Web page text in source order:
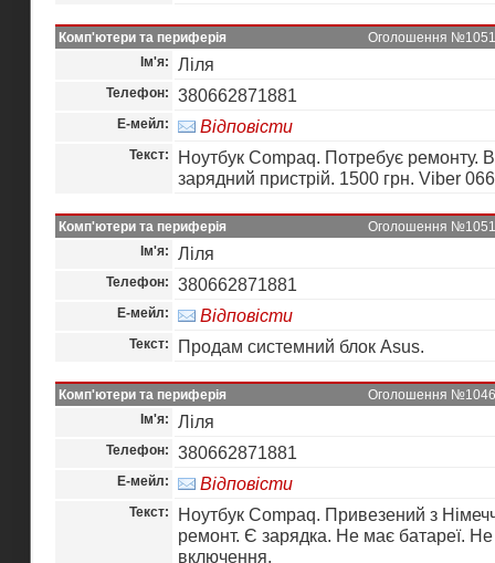
Комп'ютери та периферія
Оголошення
Ім'я:
Ліля
Телефон: 380662871881
Е-мейл: Відповісти
Текст:
Ноутбук Compaq. Потребує ремонту.
зарядний пристрій. 1500 грн. Viber
Комп'ютери та периферія
Оголошення
Ім'я:
Ліля
Телефон: 380662871881
Е-мейл: Відповісти
Текст: Продам системний блок Asus.
Комп'ютери та периферія
Оголошення
Ім'я:
Ліля
Телефон: 380662871881
Е-мейл: Відповісти
Текст:
Ноутбук Compaq. Привезений з
ремонт. Є зарядка. Не має батареї.
включення.